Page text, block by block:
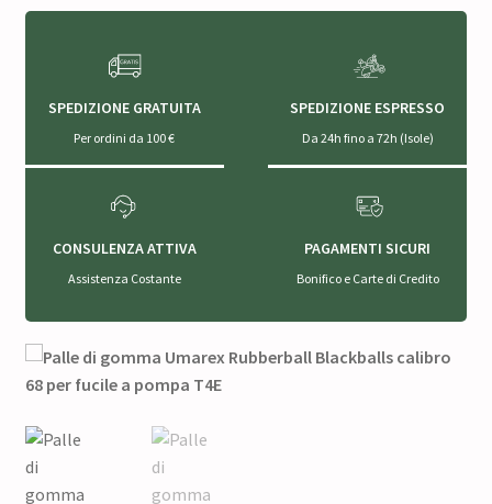
SPEDIZIONE GRATUITA
Per ordini da 100 €
SPEDIZIONE ESPRESSO
Da 24h fino a 72h (Isole)
CONSULENZA ATTIVA
Assistenza Costante
PAGAMENTI SICURI
Bonifico e Carte di Credito